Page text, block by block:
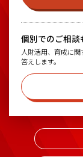
個別でのご相談
人財活用、育成に
答えします。